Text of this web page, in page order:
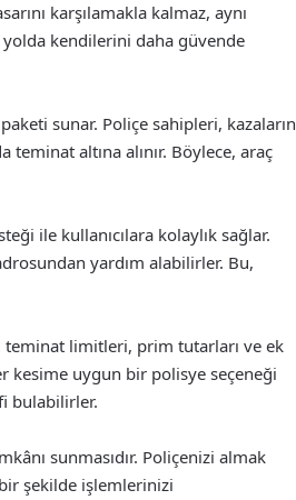
karşılamakla kalmaz, aynı
kendilerini daha güvende
sunar. Poliçe sahipleri, kazaların
teminat altına alınır. Böylece, araç
ile kullanıcılara kolaylık sağlar.
yardım alabilirler. Bu,
teminat limitleri, prim tutarları ve ek
kesime uygun bir polisye seçeneği
bulabilirler.
sunmasıdır. Poliçenizi almak
şekilde işlemlerinizi